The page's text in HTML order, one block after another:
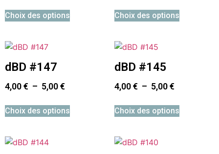
Choix des options Choix des options
dBD #147
4,00€ – 5,00€
Choix des options
dBD #145
4,00€ – 5,00€
Choix des options